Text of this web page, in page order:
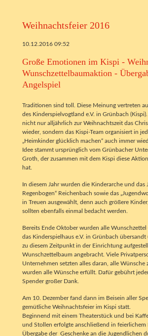
Weihnachtsfeier 2016
10.12.2016 09:52
Große Emotionen im Kispi -
Wunschzettelbaumaktion -
Angelspiel
Traditionen sind toll. Diese Meinung vertreten
des Kinderspielvogtland e.V. in Grünbach
nicht nur alljährlich zur Weihnachtszeit das
wieder, sondern das Kispi-Team organisiert in
„Heimkinder glücklich machen“ auch immer
Idee stammt ursprünglich vom Grünbacher
Groth, der zusammen mit dem Kispi diese
hat.
In diesem Jahr wurden die Kinderarche und das
Regenbogen“ Reichenbach sowie das
in Treuen ausgewählt, denn auch größere
sollten ebenfalls einmal bedacht werden.
Bereits Ende Oktober wurden alle Wunschzettel
das Kinderspielhaus e.V. in Grünbach
zu diesem Zeitpunkt in der Einrichtung
Wunschzettelbaum angebracht. Viele
Unternehmen setzten alles daran, alle Wünsche
wurden alle Wünsche erfüllt. Dafür gebührt
Spender großer Dank.
Am 10. Dezember fand dann im Beisein aller
gemütliche Weihnachtsfeier im Kispi statt.
Beginnend mit einem Theaterstück und bei
und Stollen erfolgte anschließend in feierlichem
Übergabe der Geschenke an die Jugendlichen